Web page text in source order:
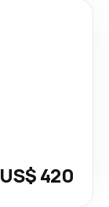
US$ 420